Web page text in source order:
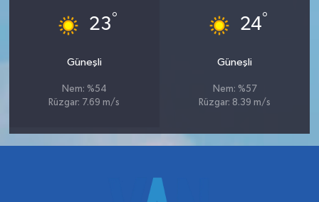
23°
Güneşli
Nem: %54
Rüzgar: 7.69 m/s
24°
Güneşli
Nem: %57
Rüzgar: 8.39 m/s